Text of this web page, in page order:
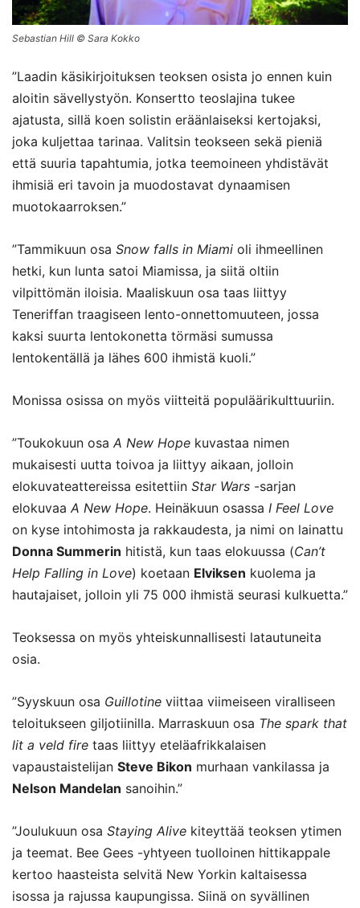
Sebastian Hill © Sara Kokko
”Laadin käsikirjoituksen teoksen osista jo ennen kuin
aloitin sävellystyön. Konsertto teoslajina tukee
ajatusta, sillä koen solistin eräänlaiseksi kertojaksi,
joka kuljettaa tarinaa. Valitsin teokseen sekä pieniä
että suuria tapahtumia, jotka teemoineen yhdistävät
ihmisiä eri tavoin ja muodostavat dynaamisen
muotokaarroksen.”
”Tammikuun osa Snow falls in Miami oli ihmeellinen
hetki, kun lunta satoi Miamissa, ja siitä oltiin
vilpittömän iloisia. Maaliskuun osa taas liittyy
Teneriffan traagiseen lento-onnettomuuteen, jossa
kaksi suurta lentokonetta törmäsi sumussa
lentokentällä ja lähes 600 ihmistä kuoli.”
Monissa osissa on myös viitteitä populäärikulttuuriin.
”Toukokuun osa A New Hope kuvastaa nimen
mukaisesti uutta toivoa ja liittyy aikaan, jolloin
elokuvateattereissa esitettiin Star Wars -sarjan
elokuvaa A New Hope. Heinäkuun osassa I Feel Love
on kyse intohimosta ja rakkaudesta, ja nimi on lainattu
Donna Summerin hitistä, kun taas elokuussa (Can’t
Help Falling in Love) koetaan Elviksen kuolema ja
hautajaiset, jolloin yli 75 000 ihmistä seurasi kulkuetta.”
Teoksessa on myös yhteiskunnallisesti latautuneita
osia.
”Syyskuun osa Guillotine viittaa viimeiseen viralliseen
teloitukseen giljotiinilla. Marraskuun osa The spark that
lit a veld fire taas liittyy eteläafrikkalaisen
vapaustaistelijan Steve Bikon murhaan vankilassa ja
Nelson Mandelan sanoihin.”
”Joulukuun osa Staying Alive kiteyttää teoksen ytimen
ja teemat. Bee Gees -yhtyeen tuolloinen hittikappale
kertoo haasteista selvitä New Yorkin kaltaisessa
isossa ja rajussa kaupungissa. Siinä on syvällinen